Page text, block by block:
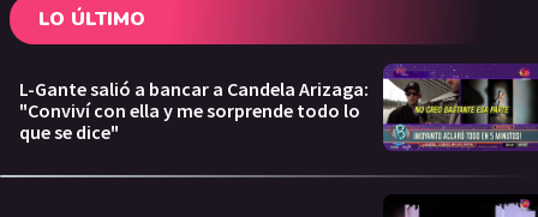
LO ÚLTIMO
L-Gante salió a bancar a Candela Arizaga:
"Conviví con ella y me sorprende todo lo
que se dice"